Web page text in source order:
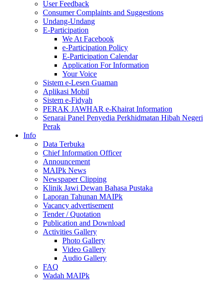
User Feedback
Consumer Complaints and Suggestions
Undang-Undang
E-Participation
We At Facebook
e-Participation Policy
E-Participation Calendar
Application For Information
Your Voice
Sistem e-Lesen Guaman
Aplikasi Mobil
Sistem e-Fidyah
PERAK JAWHAR e-Khairat Information
Senarai Panel Penyedia Perkhidmatan Hibah Negeri
Perak
Info
Data Terbuka
Chief Information Officer
Announcement
MAIPk News
Newspaper Clipping
Klinik Jawi Dewan Bahasa Pustaka
Laporan Tahunan MAIPk
Vacancy advertisement
Tender / Quotation
Publication and Download
Activities Gallery
Photo Gallery
Video Gallery
Audio Gallery
FAQ
Wadah MAIPk